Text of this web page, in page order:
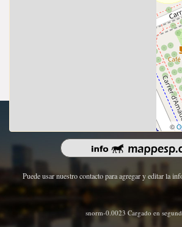
©
Derechos de autor 2026 | Todos los
Puede usar nuestro contacto para agregar y editar la
snorm-0.0023 Cargado en